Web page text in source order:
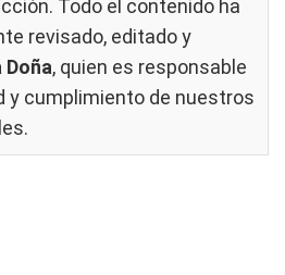
Todo el contenido ha
revisado, editado y
Doña, quien es responsable
y cumplimiento de nuestros
.